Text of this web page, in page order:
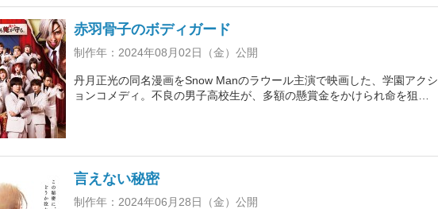
赤羽骨子のボディガード
制作年：2024年08月02日（金）公開
丹月正光の同名漫画をSnow Manのラウール主演で映画した、学園アクシ
ョンコメディ。不良の男子高校生が、多額の懸賞金をかけられ命を狙わ
言えない秘密
制作年：2024年06月28日（金）公開